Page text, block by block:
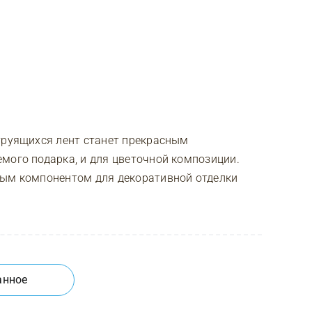
лент станет прекрасным
подарка, и для цветочной композиции.
компонентом для декоративной отделки